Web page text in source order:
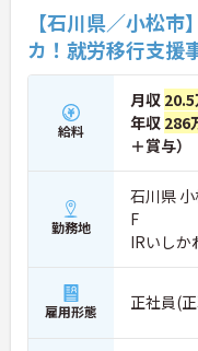
【石川県／小松
カ！就労移行支援
給料
月収
年収 286
＋賞与）
勤務地
石川県
F
IRいしか
雇用形態 正社員(